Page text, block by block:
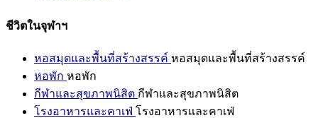
ชีวิตในจุฬาฯ
หอสมุดและพื้นที่สร้างสรรค์ หอสมุดและพื้นที่สร้างสรรค์
หอพัก หอพัก
กีฬาและสุขภาพนิสิต กีฬาและสุขภาพนิสิต
โรงอาหารและคาเฟ่ โรงอาหารและคาเฟ่